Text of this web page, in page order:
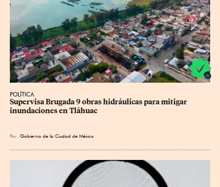
POLÍTICA
Supervisa Brugada 9 obras hidráulicas para mitigar
inundaciones en Tláhuac
Por Gobierno de la Ciudad de México